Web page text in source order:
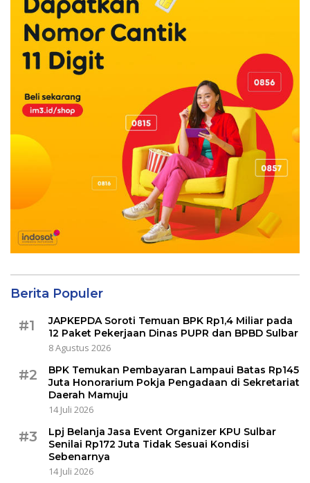
Berita Populer
#1
JAPKEPDA Soroti Temuan BPK Rp1,4 Miliar pada
12 Paket Pekerjaan Dinas PUPR dan BPBD Sulbar
8 Agustus 2026
#2
BPK Temukan Pembayaran Lampaui Batas Rp145
Juta Honorarium Pokja Pengadaan di Sekretariat
Daerah Mamuju
14 Juli 2026
#3
Lpj Belanja Jasa Event Organizer KPU Sulbar
Senilai Rp172 Juta Tidak Sesuai Kondisi
Sebenarnya
14 Juli 2026